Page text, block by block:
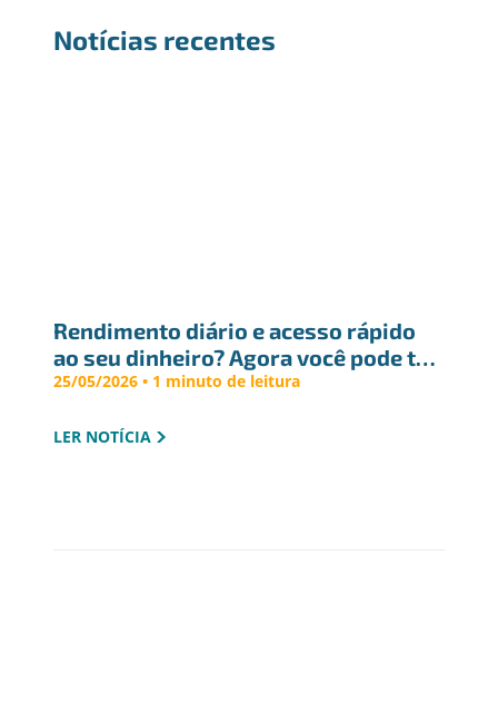
Notícias recentes
Rendimento diário e acesso rápido
ao seu dinheiro? Agora você pode ter
os dois
25/05/2026 • 1 minuto de leitura
LER NOTÍCIA